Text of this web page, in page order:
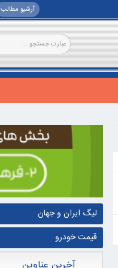
آرشیو مطالب
لیگ ایران و جهان
قیمت خودرو